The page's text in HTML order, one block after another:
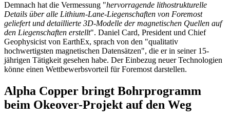
Demnach hat die Vermessung "hervorragende lithostrukturelle
Details über alle Lithium-Lane-Liegenschaften von Foremost
geliefert und detaillierte 3D-Modelle der magnetischen Quellen auf
den Liegenschaften erstellt". Daniel Card, President und Chief
Geophysicist von EarthEx, sprach von den "qualitativ
hochwertigsten magnetischen Datensätzen", die er in seiner 15-
jährigen Tätigkeit gesehen habe. Der Einbezug neuer Technologien
könne einen Wettbewerbsvorteil für Foremost darstellen.
Alpha Copper bringt Bohrprogramm
beim Okeover-Projekt auf den Weg